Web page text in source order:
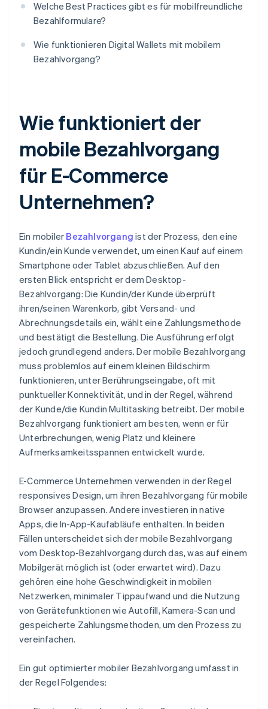
Welche Best Practices gibt es für mobilfreundliche
Bezahlformulare?
Wie funktionieren Digital Wallets mit mobilem
Bezahlvorgang?
Wie funktioniert der
mobile Bezahlvorgang
für E-Commerce
Unternehmen?
Ein mobiler Bezahlvorgang ist der Prozess, den eine
Kundin/ein Kunde verwendet, um einen Kauf auf einem
Smartphone oder Tablet abzuschließen. Auf den
ersten Blick entspricht er dem Desktop-
Bezahlvorgang: Die Kundin/der Kunde überprüft
ihren/seinen Warenkorb, gibt Versand- und
Abrechnungsdetails ein, wählt eine Zahlungsmethode
und bestätigt die Bestellung. Die Ausführung erfolgt
jedoch grundlegend anders. Der mobile Bezahlvorgang
muss problemlos auf einem kleinen Bildschirm
funktionieren, unter Berührungseingabe, oft mit
punktueller Konnektivität, und in der Regel, während
der Kunde/die Kundin Multitasking betreibt. Der mobile
Bezahlvorgang funktioniert am besten, wenn er für
Unterbrechungen, wenig Platz und kleinere
Aufmerksamkeitsspannen entwickelt wurde.
E-Commerce Unternehmen verwenden in der Regel
responsives Design, um ihren Bezahlvorgang für mobile
Browser anzupassen. Andere investieren in native
Apps, die In-App-Kaufabläufe enthalten. In beiden
Fällen unterscheidet sich der mobile Bezahlvorgang
vom Desktop-Bezahlvorgang durch das, was auf einem
Mobilgerät möglich ist (oder erwartet wird). Dazu
gehören eine hohe Geschwindigkeit in mobilen
Netzwerken, minimaler Tippaufwand und die Nutzung
von Gerätefunktionen wie Autofill, Kamera-Scan und
gespeicherte Zahlungsmethoden, um den Prozess zu
vereinfachen.
Ein gut optimierter mobiler Bezahlvorgang umfasst in
der Regel Folgendes: